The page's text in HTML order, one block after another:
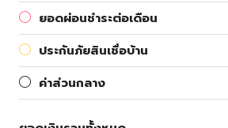
ยอดผ่อนชำระต่อเดือน
ประกันภัยสินเชื่อบ้าน
ค่าส่วนกลาง